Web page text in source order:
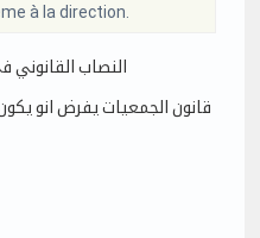
à la direction.
1- النصاب